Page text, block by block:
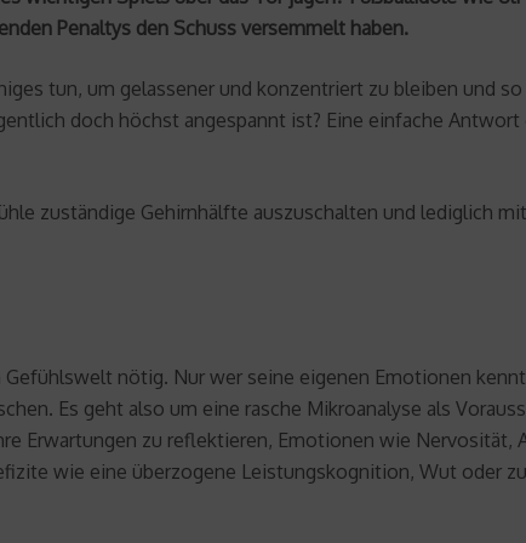
Penaltys den Schuss versemmelt haben.
tun, um gelassener und konzentriert zu bleiben und
doch höchst angespannt ist? Eine einfache
zuständige Gehirnhälfte auszuschalten und lediglich
nötig. Nur wer seine eigenen Emotionen
Es geht also um eine rasche Mikroanalyse als
Erwartungen zu reflektieren, Emotionen wie Nervosität,
wie eine überzogene Leistungskognition, Wut oder